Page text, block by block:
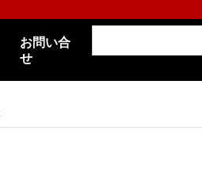
お問い合
せ